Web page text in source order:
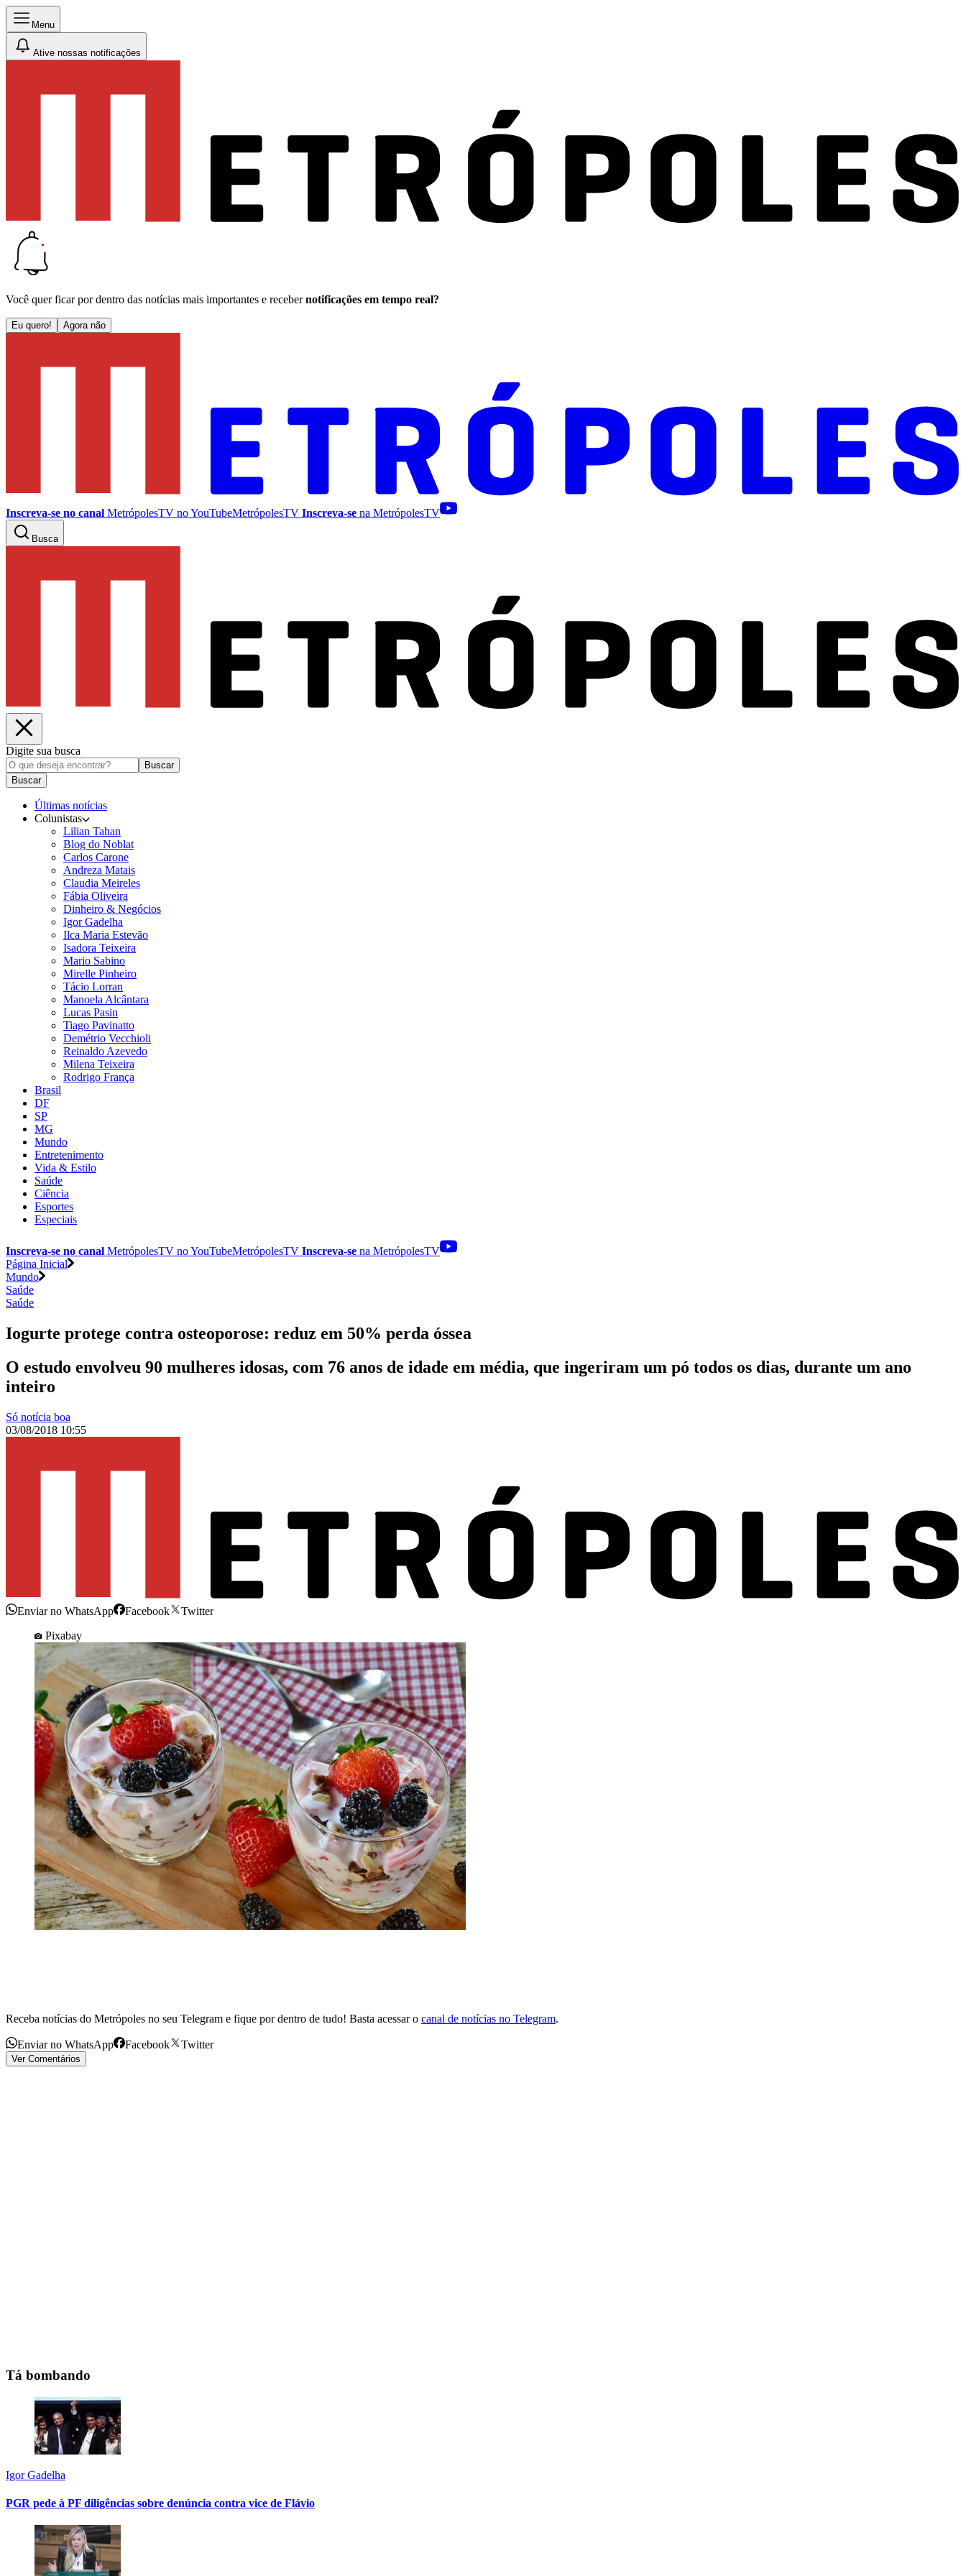
Menu
Ative nossas notificações
Você quer ficar por dentro das notícias mais importantes e receber notificações em tempo real?
Eu quero! Agora não
Inscreva-se no canal MetrópolesTV noYouTubeMetrópolesTV Inscreva-se na MetrópolesTV
Busca
Digite sua busca
Buscar
Buscar
Últimas notícias
Colunistas
Lilian Tahan
Blog do Noblat
Carlos Carone
Andreza Matais
Claudia Meireles
Fábia Oliveira
Dinheiro & Negócios
Igor Gadelha
Ilca Maria Estevão
Isadora Teixeira
Mario Sabino
Mirelle Pinheiro
Tácio Lorran
Manoela Alcântara
Lucas Pasin
Tiago Pavinatto
Demétrio Vecchioli
Reinaldo Azevedo
Milena Teixeira
Rodrigo França
Brasil
DF
SP
MG
Mundo
Entretenimento
Vida & Estilo
Saúde
Ciência
Esportes
Especiais
Inscreva-se no canal MetrópolesTV noYouTubeMetrópolesTV Inscreva-se na MetrópolesTV
Página Inicial
Mundo
Saúde
Saúde
Iogurte protege contra osteoporose: reduz em 50% perda óssea
O estudo envolveu 90 mulheres idosas, com 76 anos de idade em média, que ingeriram um pó todos os dias, durante um ano
inteiro
Só notícia boa
03/08/2018 10:55
Enviar no WhatsApp Facebook
Twitter
Pixabay
Receba notícias do Metrópoles no seu Telegram e fique por dentro de tudo! Basta acessar o canal de notícias no Telegram.
Enviar no WhatsApp Facebook Twitter
Ver Comentários
Tá bombando
Igor Gadelha
PGR pede à PF diligências sobre denúncia contra vice de Flávio